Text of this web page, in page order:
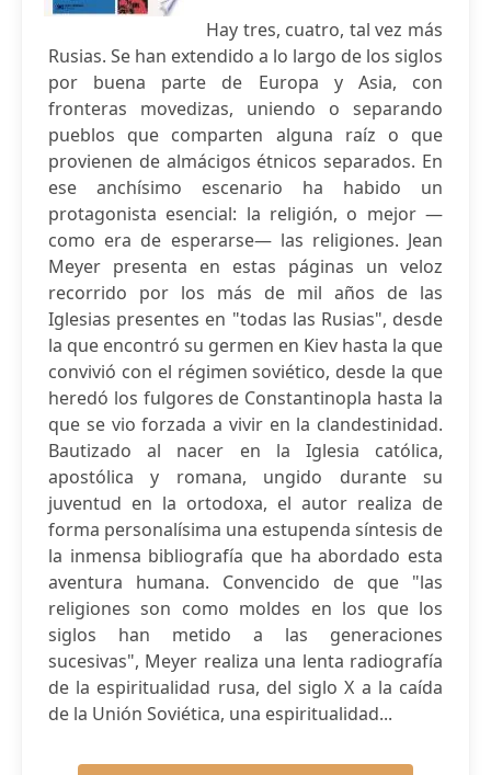
Hay tres, cuatro, tal vez más
Rusias. Se han extendido a lo largo de los siglos
por buena parte de Europa y Asia, con
fronteras movedizas, uniendo o separando
pueblos que comparten alguna raíz o que
provienen de almácigos étnicos separados. En
ese anchísimo escenario ha habido un
protagonista esencial: la religión, o mejor —
como era de esperarse— las religiones. Jean
Meyer presenta en estas páginas un veloz
recorrido por los más de mil años de las
Iglesias presentes en "todas las Rusias", desde
la que encontró su germen en Kiev hasta la que
convivió con el régimen soviético, desde la que
heredó los fulgores de Constantinopla hasta la
que se vio forzada a vivir en la clandestinidad.
Bautizado al nacer en la Iglesia católica,
apostólica y romana, ungido durante su
juventud en la ortodoxa, el autor realiza de
forma personalísima una estupenda síntesis de
la inmensa bibliografía que ha abordado esta
aventura humana. Convencido de que "las
religiones son como moldes en los que los
siglos han metido a las generaciones
sucesivas", Meyer realiza una lenta radiografía
de la espiritualidad rusa, del siglo X a la caída
de la Unión Soviética, una espiritualidad...